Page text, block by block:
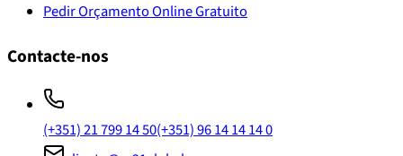
Pedir Orçamento Online Gratuito
Contacte-nos
(+351) 21 799 14 50(+351) 96 14 14 14 0